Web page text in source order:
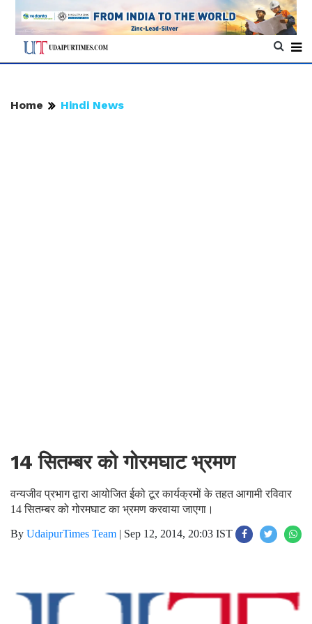
Home Hindi News
14 सितम्बर को गोरमघाट भ्रमण
वन्यजीव प्रभाग द्वारा आयोजित ईको टूर कार्यक्रमों के तहत आगामी रविवार
14 सितम्बर को गोरमघाट का भ्रमण करवाया जाएगा।
By UdaipurTimes Team | Sep 12, 2014, 20:03 IST